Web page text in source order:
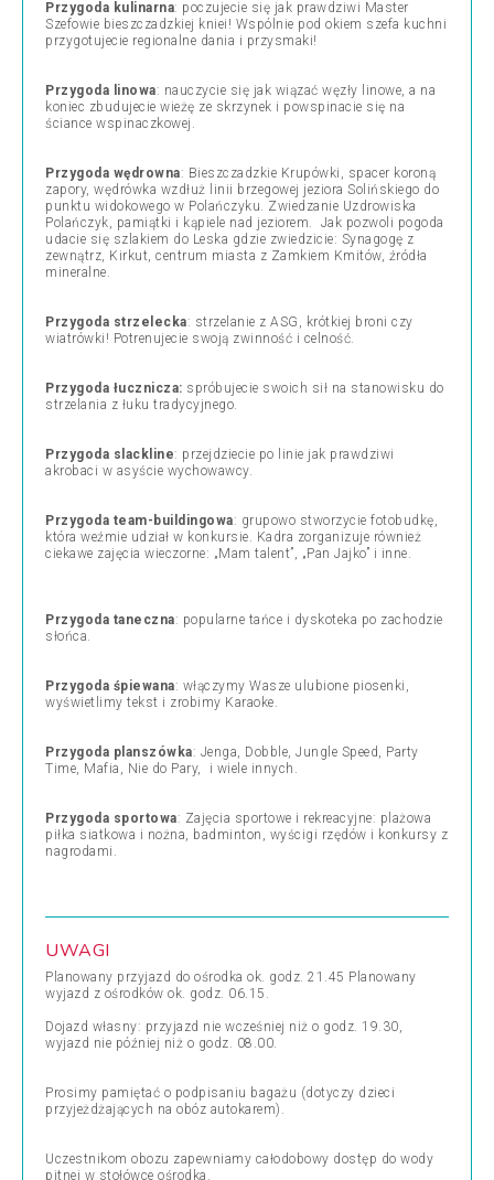
Przygoda kulinarna: poczujecie się jak prawdziwi Master
Szefowie bieszczadzkiej kniei! Wspólnie pod okiem szefa kuchni
przygotujecie regionalne dania i przysmaki!
Przygoda linowa: nauczycie się jak wiązać węzły linowe, a na
koniec zbudujecie wieżę ze skrzynek i powspinacie się na
ściance wspinaczkowej.
Przygoda wędrowna: Bieszczadzkie Krupówki, spacer koroną
zapory, wędrówka wzdłuż linii brzegowej jeziora Solińskiego do
punktu widokowego w Polańczyku. Zwiedzanie Uzdrowiska
Polańczyk, pamiątki i kąpiele nad jeziorem. Jak pozwoli pogoda
udacie się szlakiem do Leska gdzie zwiedzicie: Synagogę z
zewnątrz, Kirkut, centrum miasta z Zamkiem Kmitów, źródła
mineralne.
Przygoda strzelecka: strzelanie z ASG, krótkiej broni czy
wiatrówki! Potrenujecie swoją zwinność i celność.
Przygoda łucznicza: spróbujecie swoich sił na stanowisku do
strzelania z łuku tradycyjnego.
Przygoda slackline: przejdziecie po linie jak prawdziwi
akrobaci w asyście wychowawcy.
Przygoda team-buildingowa: grupowo stworzycie fotobudkę,
która weźmie udział w konkursie. Kadra zorganizuje również
ciekawe zajęcia wieczorne: „Mam talent”, „Pan Jajko” i inne.
Przygoda taneczna: popularne tańce i dyskoteka po zachodzie
słońca.
Przygoda śpiewana: włączymy Wasze ulubione piosenki,
wyświetlimy tekst i zrobimy Karaoke.
Przygoda planszówka: Jenga, Dobble, Jungle Speed, Party
Time, Mafia, Nie do Pary, i wiele innych.
Przygoda sportowa: Zajęcia sportowe i rekreacyjne: plażowa
piłka siatkowa i nożna, badminton, wyścigi rzędów i konkursy z
nagrodami.
UWAGI
Planowany przyjazd do ośrodka ok. godz. 21.45 Planowany
wyjazd z ośrodków ok. godz. 06.15.
Dojazd własny: przyjazd nie wcześniej niż o godz. 19.30,
wyjazd nie później niż o godz. 08.00.
Prosimy pamiętać o podpisaniu bagażu (dotyczy dzieci
przyjeżdżających na obóz autokarem).
Uczestnikom obozu zapewniamy całodobowy dostęp do wody
pitnej w stołówce ośrodka.